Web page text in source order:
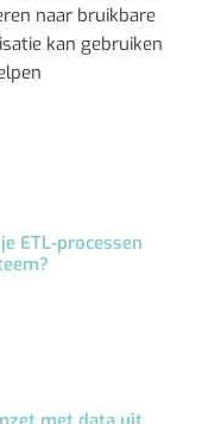
naar bruikbare
kan gebruiken
ETL-processen